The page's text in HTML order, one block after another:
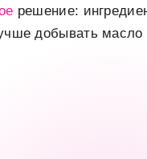
решение:
добывать масло